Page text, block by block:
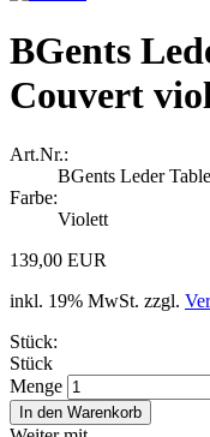
BGents
Couvert
Art.Nr.:
BGents Leder
Farbe:
Violett
139,00 EUR
inkl. 19% MwSt. zzgl.
Stück:
Stück
Menge